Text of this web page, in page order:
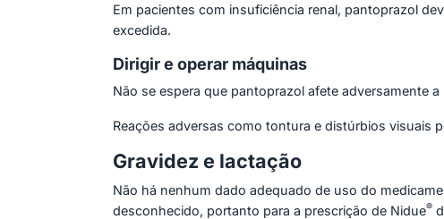
Em pacientes com insuficiência renal, pantoprazol
excedida.
Dirigir e operar máquinas
Não se espera que pantoprazol afete adversamente
Reações adversas como tontura e distúrbios visuais
Gravidez e lactação
Não há nenhum dado adequado de uso do
desconhecido, portanto para a prescrição de Nidue®